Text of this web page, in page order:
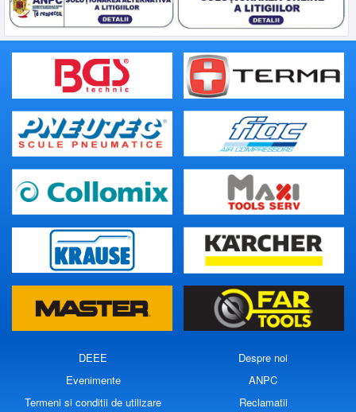
DEEE
Despre noi
Evenimente
ANPC
Termeni si conditii de utilizare
Reclamatii